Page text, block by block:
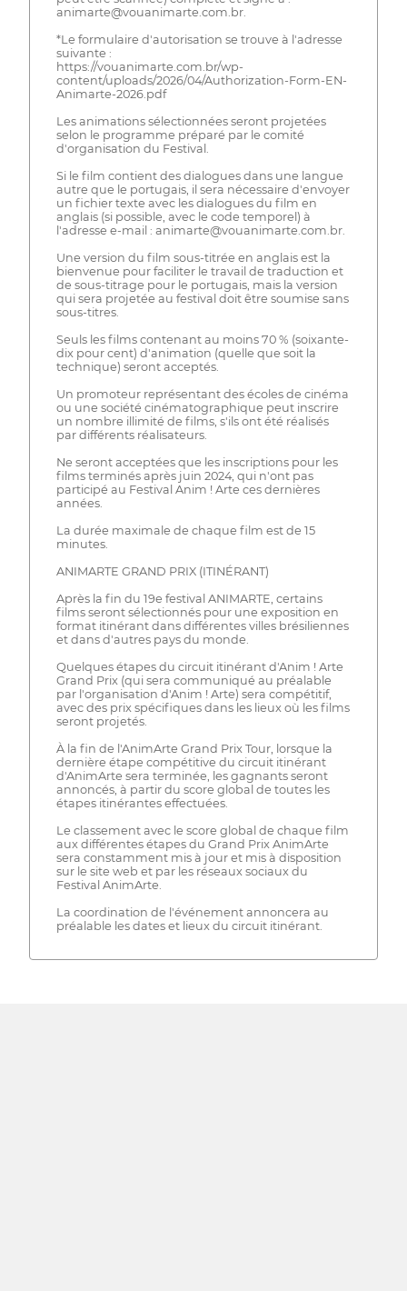
animarte@vouanimarte.com.br.
*Le formulaire d'autorisation se trouve à l'adresse
suivante :
https://vouanimarte.com.br/wp-
content/uploads/2026/04/Authorization-Form-EN-
Animarte-2026.pdf
Les animations sélectionnées seront projetées
selon le programme préparé par le comité
d'organisation du Festival.
Si le film contient des dialogues dans une langue
autre que le portugais, il sera nécessaire d'envoyer
un fichier texte avec les dialogues du film en
anglais (si possible, avec le code temporel) à
l'adresse e-mail : animarte@vouanimarte.com.br.
Une version du film sous-titrée en anglais est la
bienvenue pour faciliter le travail de traduction et
de sous-titrage pour le portugais, mais la version
qui sera projetée au festival doit être soumise sans
sous-titres.
Seuls les films contenant au moins 70 % (soixante-
dix pour cent) d'animation (quelle que soit la
technique) seront acceptés.
Un promoteur représentant des écoles de cinéma
ou une société cinématographique peut inscrire
un nombre illimité de films, s'ils ont été réalisés
par différents réalisateurs.
Ne seront acceptées que les inscriptions pour les
films terminés après juin 2024, qui n'ont pas
participé au Festival Anim ! Arte ces dernières
années.
La durée maximale de chaque film est de 15
minutes.
ANIMARTE GRAND PRIX (ITINÉRANT)
Après la fin du 19e festival ANIMARTE, certains
films seront sélectionnés pour une exposition en
format itinérant dans différentes villes brésiliennes
et dans d'autres pays du monde.
Quelques étapes du circuit itinérant d'Anim ! Arte
Grand Prix (qui sera communiqué au préalable
par l'organisation d'Anim ! Arte) sera compétitif,
avec des prix spécifiques dans les lieux où les films
seront projetés.
À la fin de l'AnimArte Grand Prix Tour, lorsque la
dernière étape compétitive du circuit itinérant
d'AnimArte sera terminée, les gagnants seront
annoncés, à partir du score global de toutes les
étapes itinérantes effectuées.
Le classement avec le score global de chaque film
aux différentes étapes du Grand Prix AnimArte
sera constamment mis à jour et mis à disposition
sur le site web et par les réseaux sociaux du
Festival AnimArte.
La coordination de l'événement annoncera au
préalable les dates et lieux du circuit itinérant.